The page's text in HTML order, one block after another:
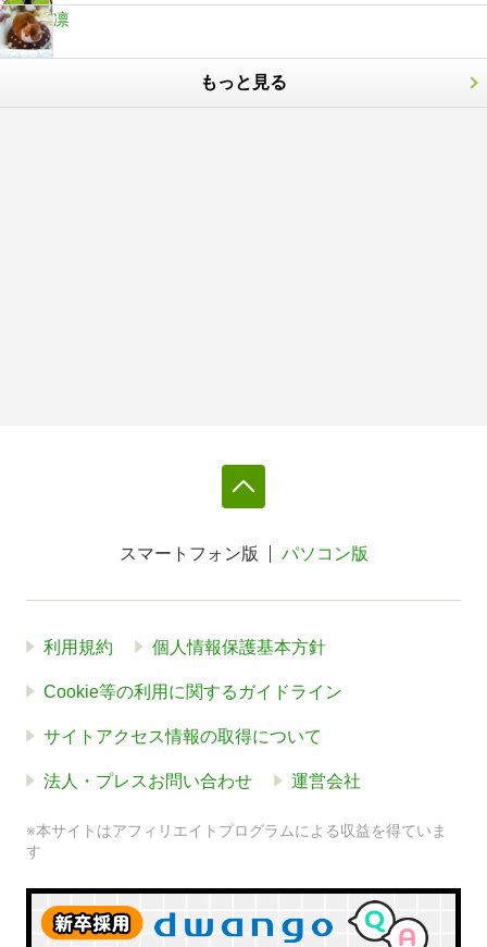
凛
もっと見る
スマートフォン版 パソコン版
利用規約 個人情報保護基本方針
Cookie等の利用に関するガイドライン
サイトアクセス情報の取得について
法人・プレスお問い合わせ 運営会社
※本サイトはアフィリエイトプログラムによる収益を得ていま
す